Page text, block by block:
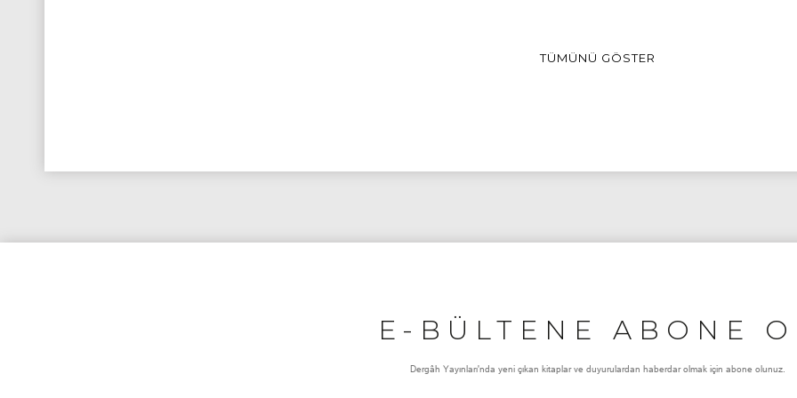
TÜMÜNÜ GÖSTER
E-BÜLTENE ABONE
Dergâh Yayınları'nda yeni çıkan kitaplar ve duyurulardan haberdar olmak için abone olunuz.